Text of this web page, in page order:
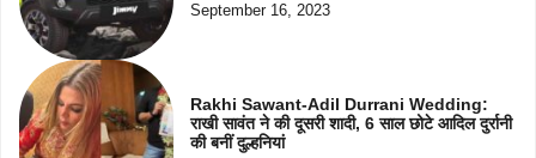
September 16, 2023
Rakhi Sawant-Adil Durrani Wedding:
राखी सावंत ने की दूसरी शादी, 6 साल छोटे आदिल दुर्रानी
की बनीं दुल्हनियां